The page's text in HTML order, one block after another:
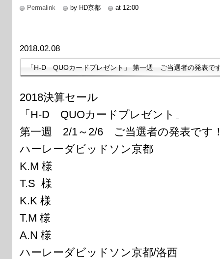
Permalink by HD京都 at 12:00
2018.02.08
「H-D QUOカードプレゼント」 第一週 ご当選者の発表で
2018決算セール
「H-D QUOカードプレゼント」
第一週 2/1～2/6 ご当選者の発表です
ハーレーダビッドソン京都
K.M 様
T.S 様
K.K 様
T.M 様
A.N 様
ハーレーダビッドソン京都/洛西